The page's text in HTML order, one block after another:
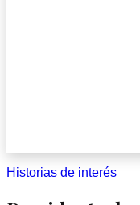
Historias de interés